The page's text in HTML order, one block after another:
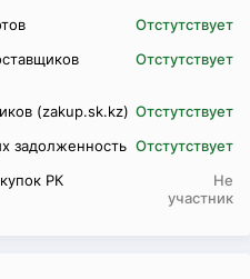
Отстутствует
Отстутствует
(zakup.sk.kz) Отстутствует
задолженность Отстутствует
РК
Не
участник